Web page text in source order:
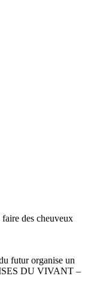
des cheuveux
futur organise un
DU VIVANT –